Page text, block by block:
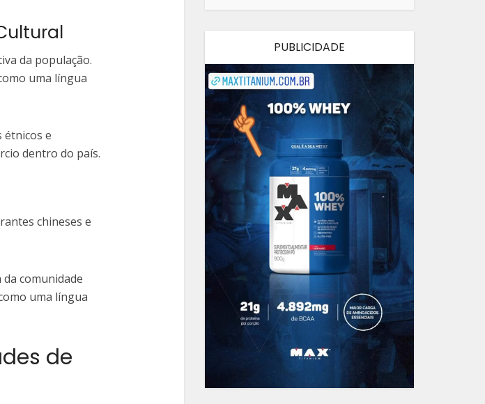
da população.
uma língua
étnicos e
dentro do país.
chineses e
comunidade
uma língua
de
PUBLICIDADE